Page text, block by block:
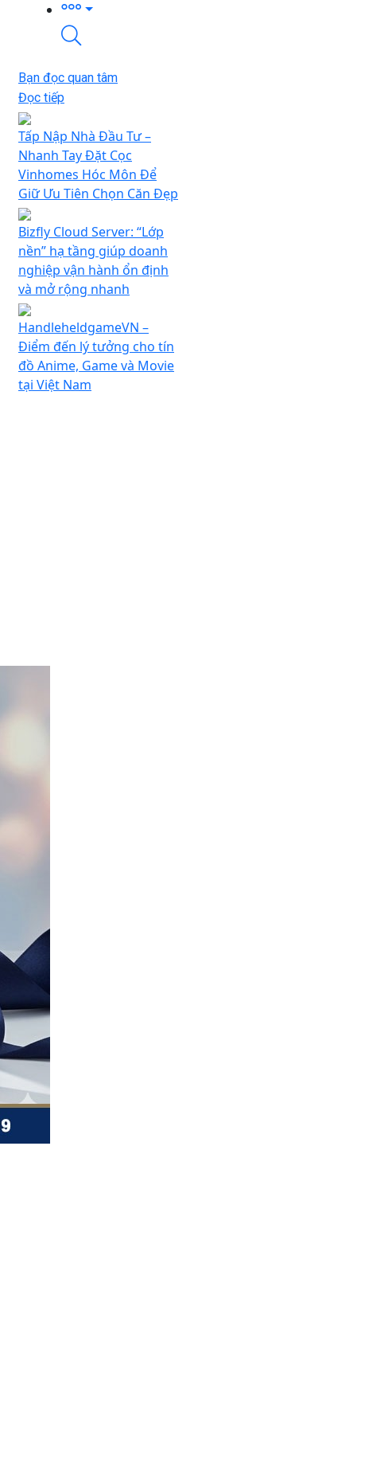
Bạn đọc quan tâm
Đọc tiếp
Tấp Nập Nhà Đầu Tư –
Nhanh Tay Đặt Cọc
Vinhomes Hóc Môn Để
Giữ Ưu Tiên Chọn Căn Đẹp
Bizfly Cloud Server: “Lớp
nền” hạ tầng giúp doanh
nghiệp vận hành ổn định
và mở rộng nhanh
HandleheldgameVN –
Điểm đến lý tưởng cho tín
đồ Anime, Game và Movie
tại Việt Nam